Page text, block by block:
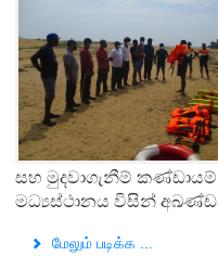
සහ මුදවාගැනීම්
මධ්‍යස්ථානය විසින්
மேலும் படிக்க ...